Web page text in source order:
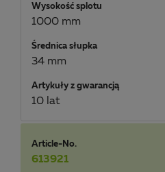
Wysokość splotu
1000 mm
Średnica słupka
34 mm
Artykuły z gwarancją
10 lat
Article-No.
613921